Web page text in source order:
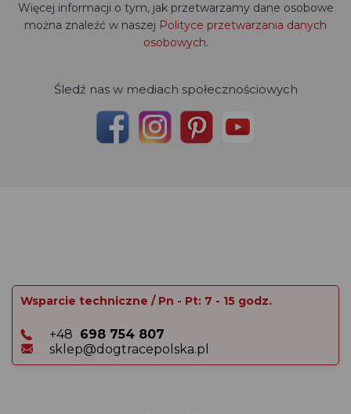
Więcej informacji o tym, jak przetwarzamy dane osobowe
można znaleźć w naszej Polityce przetwarzania danych
osobowych.
Śledź nas w mediach społecznościowych
Wsparcie techniczne / Pn - Pt: 7 - 15 godz.
+48 698 754 807
sklep@dogtracepolska.pl